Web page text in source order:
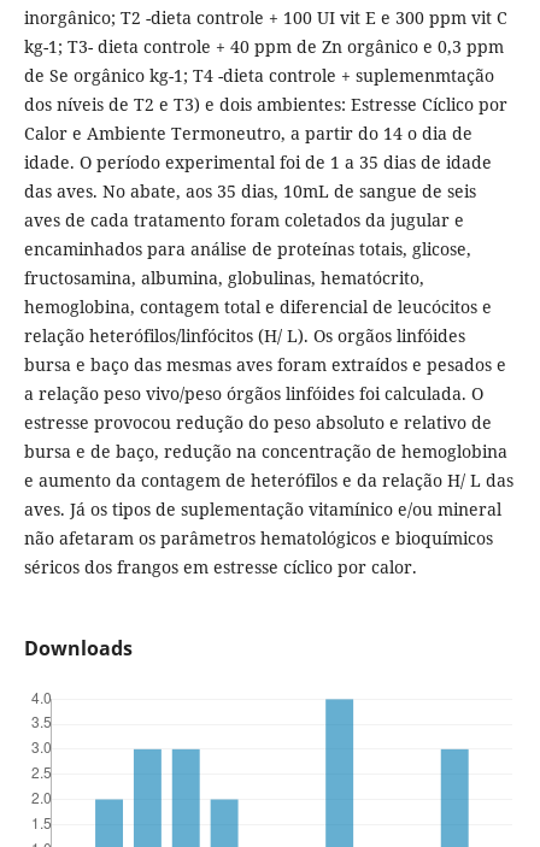
inorgânico; T2 -dieta controle + 100 UI vit E e 300 ppm vit C
kg-1; T3- dieta controle + 40 ppm de Zn orgânico e 0,3 ppm
de Se orgânico kg-1; T4 -dieta controle + suplemenmtação
dos níveis de T2 e T3) e dois ambientes: Estresse Cíclico por
Calor e Ambiente Termoneutro, a partir do 14 o dia de
idade. O período experimental foi de 1 a 35 dias de idade
das aves. No abate, aos 35 dias, 10mL de sangue de seis
aves de cada tratamento foram coletados da jugular e
encaminhados para análise de proteínas totais, glicose,
fructosamina, albumina, globulinas, hematócrito,
hemoglobina, contagem total e diferencial de leucócitos e
relação heterófilos/linfócitos (H/ L). Os orgãos linfóides
bursa e baço das mesmas aves foram extraídos e pesados e
a relação peso vivo/peso órgãos linfóides foi calculada. O
estresse provocou redução do peso absoluto e relativo de
bursa e de baço, redução na concentração de hemoglobina
e aumento da contagem de heterófilos e da relação H/ L das
aves. Já os tipos de suplementação vitamínico e/ou mineral
não afetaram os parâmetros hematológicos e bioquímicos
séricos dos frangos em estresse cíclico por calor.
Downloads